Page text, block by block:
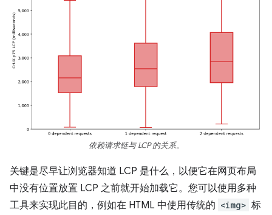
依赖请求链与 LCP 的关系。
关键是尽早让浏览器知道 LCP 是什么，以便它在网页布局
中没有位置放置 LCP 之前就开始加载它。您可以使用多种
工具来实现此目的，例如在 HTML 中使用传统的 <img> 标